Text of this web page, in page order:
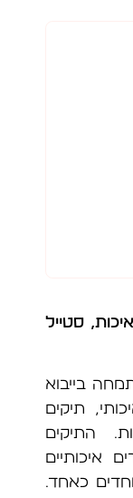
סטייל
בייבוא
תיקים
התיקים
כאחד.